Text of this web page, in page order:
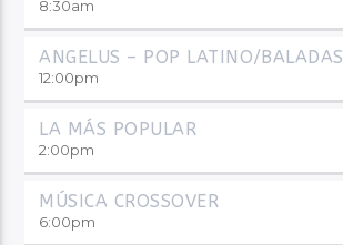
8:30am
ANGELUS – POP LATINO/BALADAS
12:00pm
LA MÁS POPULAR
2:00pm
MÚSICA CROSSOVER
6:00pm